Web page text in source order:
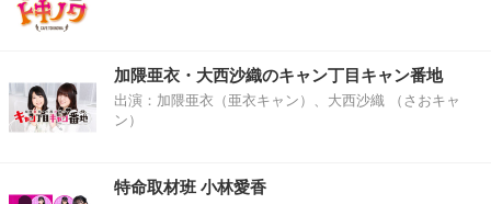
加隈亜衣・大西沙織のキャン丁目キャン番地
出演：加隈亜衣（亜衣キャン）、大西沙織 （さおキャ
ン）
特命取材班 小林愛香